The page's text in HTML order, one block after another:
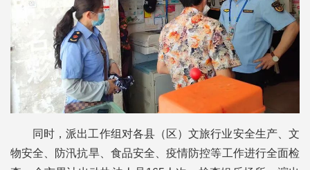
同时，派出工作组对各县（区）文旅行业安全生产、文
物安全、防汛抗旱、食品安全、疫情防控等工作进行全面检